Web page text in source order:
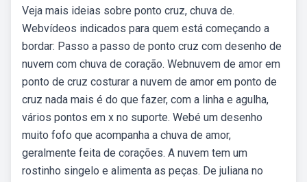
Veja mais ideias sobre ponto cruz, chuva de.
Webvídeos indicados para quem está começando a
bordar: Passo a passo de ponto cruz com desenho de
nuvem com chuva de coração. Webnuvem de amor em
ponto de cruz costurar a nuvem de amor em ponto de
cruz nada mais é do que fazer, com a linha e agulha,
vários pontos em x no suporte. Webé um desenho
muito fofo que acompanha a chuva de amor,
geralmente feita de corações. A nuvem tem um
rostinho singelo e alimenta as peças. De juliana no